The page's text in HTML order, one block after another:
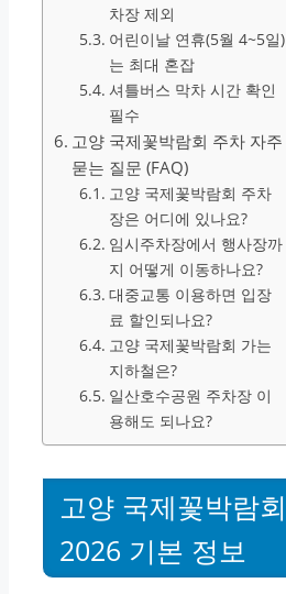
차장 제외
어린이날 연휴(5월 4~5일)
는 최대 혼잡
셔틀버스 막차 시간 확인
필수
고양 국제꽃박람회 주차 자주
묻는 질문 (FAQ)
고양 국제꽃박람회 주차
장은 어디에 있나요?
임시주차장에서 행사장까
지 어떻게 이동하나요?
대중교통 이용하면 입장
료 할인되나요?
고양 국제꽃박람회 가는
지하철은?
일산호수공원 주차장 이
용해도 되나요?
고양 국제꽃박람회
2026 기본 정보